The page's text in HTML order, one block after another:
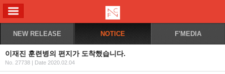
NEW RELEASE NOTICE F'MEDIA
이재진 훈련병의 편지가 도착했습니다.
No. 27738 | Date 2020.02.04